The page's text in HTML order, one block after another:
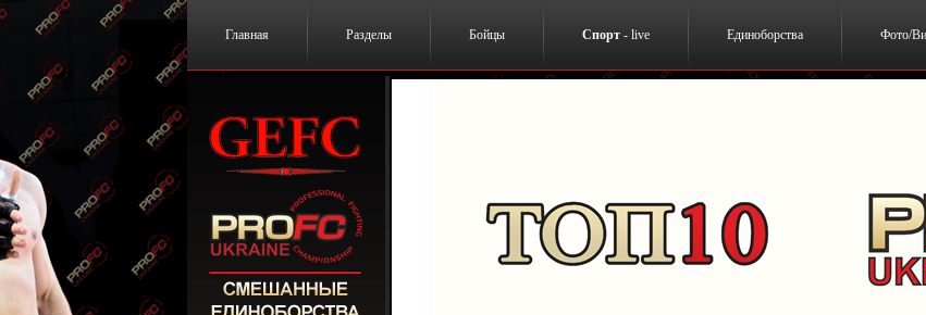
Главная Разделы Бойцы Спорт - live Единоборства Фото/